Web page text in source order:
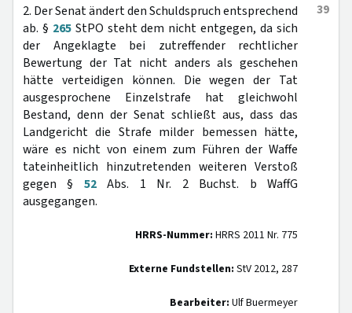
39
2. Der Senat ändert den Schuldspruch entsprechend
ab. § 265StPO steht dem nicht entgegen, da sich
der Angeklagte bei zutreffender rechtlicher
Bewertung der Tat nicht anders als geschehen
hätte verteidigen können. Die wegen der Tat
ausgesprochene Einzelstrafe hat gleichwohl
Bestand, denn der Senat schließt aus, dass das
Landgericht die Strafe milder bemessen hätte,
wäre es nicht von einem zum Führen der Waffe
tateinheitlich hinzutretenden weiteren Verstoß
gegen § 52Abs. 1 Nr. 2 Buchst. b WaffG
ausgegangen.
HRRS-Nummer: HRRS 2011 Nr. 775
Externe Fundstellen: StV 2012, 287
Bearbeiter: Ulf Buermeyer